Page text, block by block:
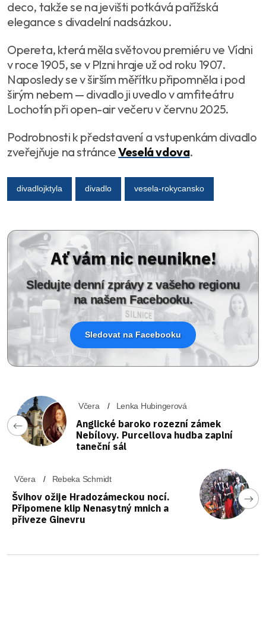
deco, takže se na jevišti potkává pařížská
elegance s divadelní nadsázkou.
Opereta, která měla světovou premiéru ve Vídni
v roce 1905, se v Plzni hraje už od roku 1907.
Naposledy se v širším měřítku připomněla i pod
širým nebem — divadlo ji uvedlo v amfiteátru
Lochotín při open-air večeru v červnu 2025.
Podrobnosti k představení a vstupenkám divadlo
zveřejňuje na stránceVeselá vdova.
divadlojktyla divadlo vesela-rokycansko
Ať vám nic neunikne!
Sledujte denní zprávy z vašeho regionu
na našem Facebooku.
Sledovat na Facebooku
Včera Lenka Hubingerová
Anglické baroko rozezní zámek
Nebílovy. Purcellova hudba zaplní
taneční sál
Včera Rebeka Schmidt
Švihov ožije Hradozámeckou nocí.
Připomene klip Nenasytný mnich a
přiveze Ginevru